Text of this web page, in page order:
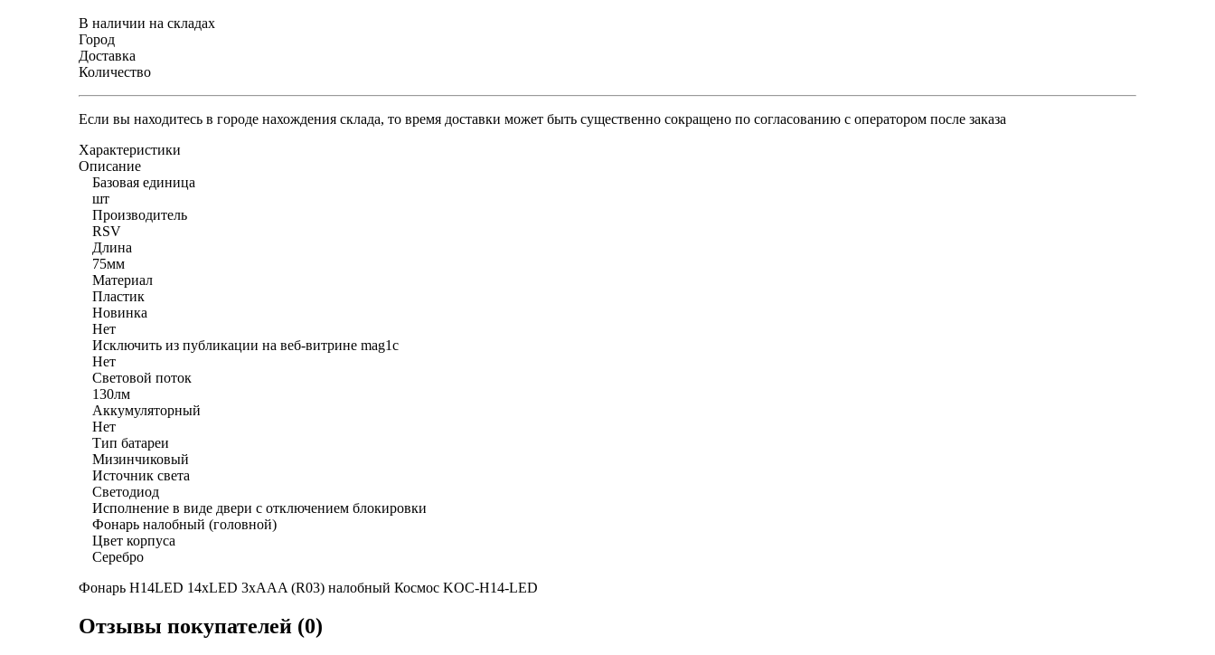
В наличии на складах
Город
Доставка
Количество
Если вы находитесь в городе нахождения склада, то время доставки может быть существенно сокращено по согласованию с оператором после заказа
Характеристики
Описание
Базовая единица
шт
Производитель
RSV
Длина
75мм
Материал
Пластик
Новинка
Нет
Исключить из публикации на веб-витрине mag1c
Нет
Световой поток
130лм
Аккумуляторный
Нет
Тип батареи
Мизинчиковый
Источник света
Светодиод
Исполнение в виде двери с отключением блокировки
Фонарь налобный (головной)
Цвет корпуса
Серебро
Фонарь H14LED 14хLED 3хAAA (R03) налобный Космос KOC-H14-LED
Отзывы покупателей (0)